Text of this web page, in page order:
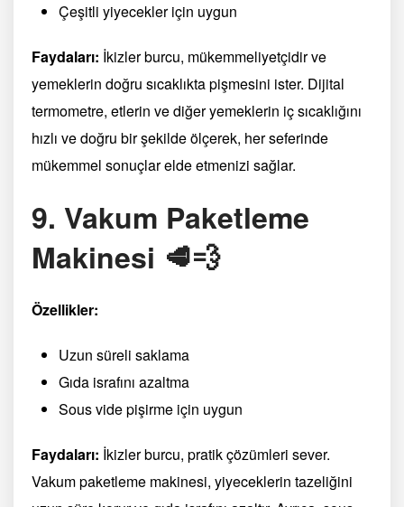
Çeşitli yiyecekler için uygun
Faydaları: İkizler burcu, mükemmeliyetçidir ve
yemeklerin doğru sıcaklıkta pişmesini ister. Dijital
termometre, etlerin ve diğer yemeklerin iç sıcaklığını
hızlı ve doğru bir şekilde ölçerek, her seferinde
mükemmel sonuçlar elde etmenizi sağlar.
9. Vakum Paketleme
Makinesi 🥩💨
Özellikler:
Uzun süreli saklama
Gıda israfını azaltma
Sous vide pişirme için uygun
Faydaları: İkizler burcu, pratik çözümleri sever.
Vakum paketleme makinesi, yiyeceklerin tazeliğini